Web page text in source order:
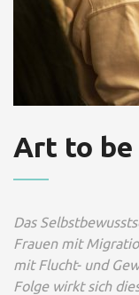
Art to be
Das
Frauen mit
mit Flucht- und
Folge wirkt sich